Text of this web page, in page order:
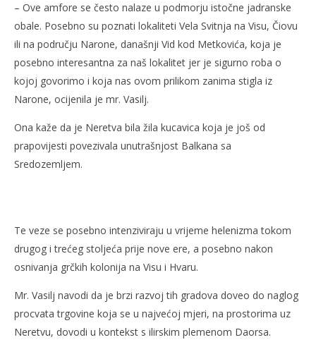
– Ove amfore se često nalaze u podmorju istočne jadranske
obale. Posebno su poznati lokaliteti Vela Svitnja na Visu, Čiovu
ili na području Narone, današnji Vid kod Metkovića, koja je
posebno interesantna za naš lokalitet jer je sigurno roba o
kojoj govorimo i koja nas ovom prilikom zanima stigla iz
Narone, ocijenila je mr. Vasilj.
Ona kaže da je Neretva bila žila kucavica koja je još od
prapovijesti povezivala unutrašnjost Balkana sa
Sredozemljem.
Te veze se posebno intenziviraju u vrijeme helenizma tokom
drugog i trećeg stoljeća prije nove ere, a posebno nakon
osnivanja grčkih kolonija na Visu i Hvaru.
Mr. Vasilj navodi da je brzi razvoj tih gradova doveo do naglog
procvata trgovine koja se u najvećoj mjeri, na prostorima uz
Neretvu, dovodi u kontekst s ilirskim plemenom Daorsa.